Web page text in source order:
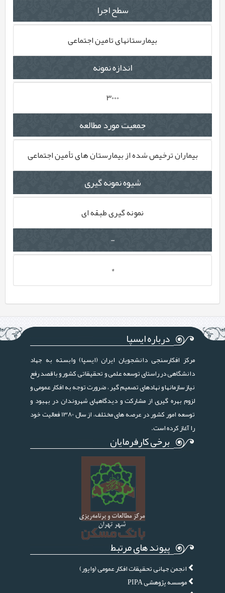
سطح اجرا
بیمارستانهای تامین اجتماعی
اندازه نمونه
3000
جمعیت مورد مطالعه
بیماران ترخیص شده از بیمارستان های تأمین اجتماعی
شیوه نمونه گیری
نمونه گیری طبقه ای
-
*
درباره ایسپا
مرکز افکارسنجی دانشجویان ایران (ایسپا) وابسته به جهاد
دانشگاهی در راستای توسعه علمی و تحقیقاتی کشور و با قصد رفع
نیاز سازمانها و نهادهای تصمیم گیر ، ضرورت توجه به افکار عمومی و
لزوم بهره گیری از مشارکت و دیدگاههای شهروندان در بهبود و
توسعه امور کشور در عرصه های مختلف، از سال 1380 فعالیت خود
را آغاز کرده است.
برخی کارفرمایان
پیوند های مرتبط
انجمن جهانی تحقیقات افکار عمومی (واپور)
موسسه پژوهشی PIPA